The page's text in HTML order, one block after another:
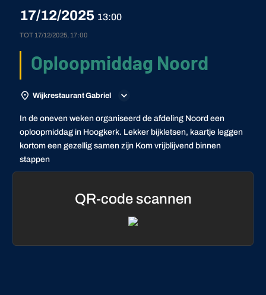
17/12/2025 13:00
TOT 17/12/2025, 17:00
Oploopmiddag Noord
Wijkrestaurant Gabriel
In de oneven weken organiseerd de afdeling Noord een
oploopmiddag in Hoogkerk. Lekker bijkletsen, kaartje leggen
kortom een gezellig samen zijn Kom vrijblijvend binnen
stappen
QR-code scannen